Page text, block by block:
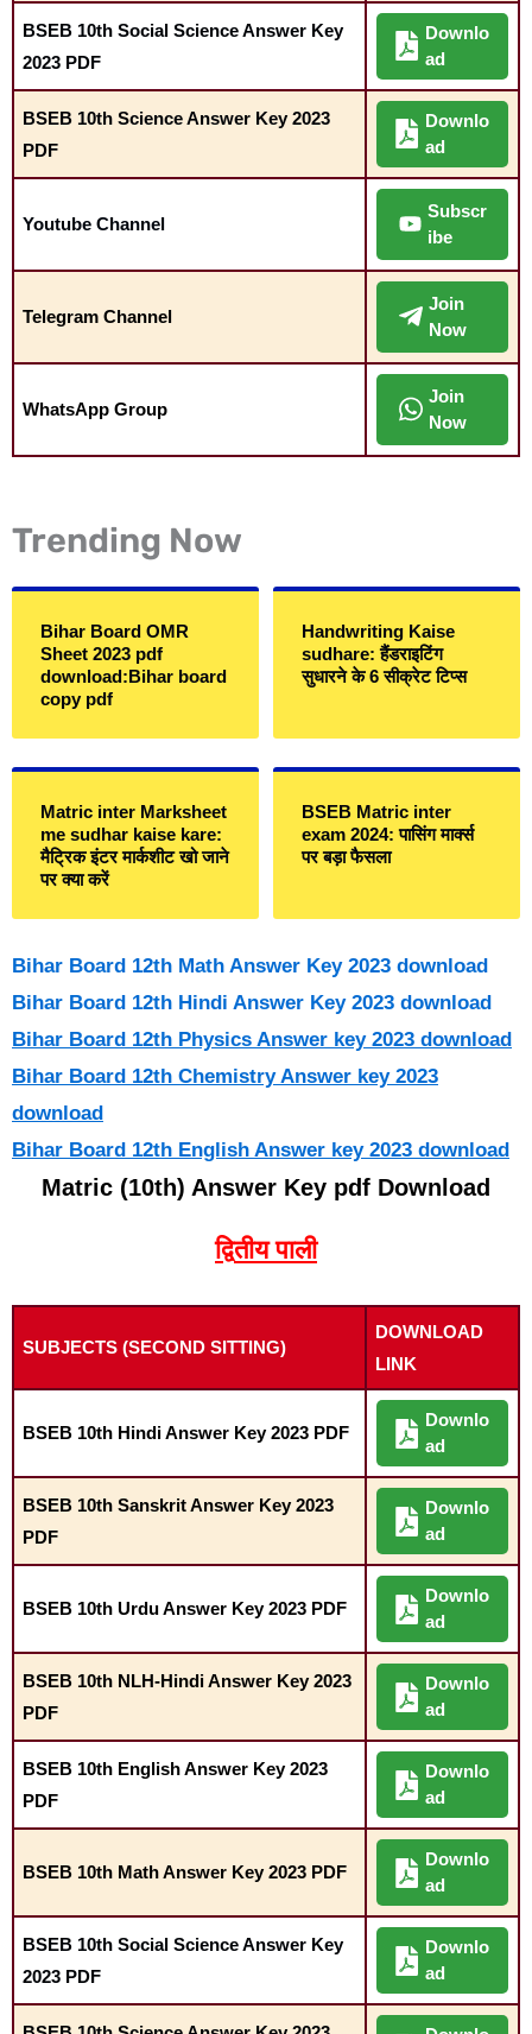
BSEB 10th Social Science Answer Key
2023 PDF
Downlo
ad
BSEB 10th Science Answer Key 2023
PDF
Downlo
ad
Youtube Channel
Subscr
ibe
Telegram Channel
Join
Now
WhatsApp Group
Join
Now
Trending Now
Bihar Board OMR
Sheet 2023 pdf
download:Bihar board
copy pdf
Handwriting Kaise
sudhare: हैंडराइटिंग
सुधारने के 6 सीक्रेट टिप्स
Matric inter Marksheet
me sudhar kaise kare:
मैट्रिक इंटर मार्कशीट खो जाने
पर क्या करें
BSEB Matric inter
exam 2024: पासिंग मार्क्स
पर बड़ा फैसला
Bihar Board 12th Math Answer Key 2023 download
Bihar Board 12th Hindi Answer Key 2023 download
Bihar Board 12th Physics Answer key 2023 download
Bihar Board 12th Chemistry Answer key 2023
download
Bihar Board 12th English Answer key 2023 download
Matric (10th) Answer Key pdf Download
द्वितीय पाली
SUBJECTS (SECOND SITTING)
DOWNLOAD
LINK
BSEB 10th Hindi Answer Key 2023 PDF
Downlo
ad
BSEB 10th Sanskrit Answer Key 2023
PDF
Downlo
ad
BSEB 10th Urdu Answer Key 2023 PDF
Downlo
ad
BSEB 10th NLH-Hindi Answer Key 2023
PDF
Downlo
ad
BSEB 10th English Answer Key 2023
PDF
Downlo
ad
BSEB 10th Math Answer Key 2023 PDF
Downlo
ad
BSEB 10th Social Science Answer Key
2023 PDF
Downlo
ad